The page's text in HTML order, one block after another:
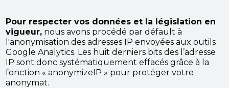
Pour respecter vos données et la législation en
vigueur, nous avons procédé par défault à
l'anonymisation des adresses IP envoyées aux outils
Google Analytics. Les huit derniers bits des l’adresse
IP sont donc systématiquement effacés grâce à la
fonction « anonymizeIP » pour protéger votre
anonymat.